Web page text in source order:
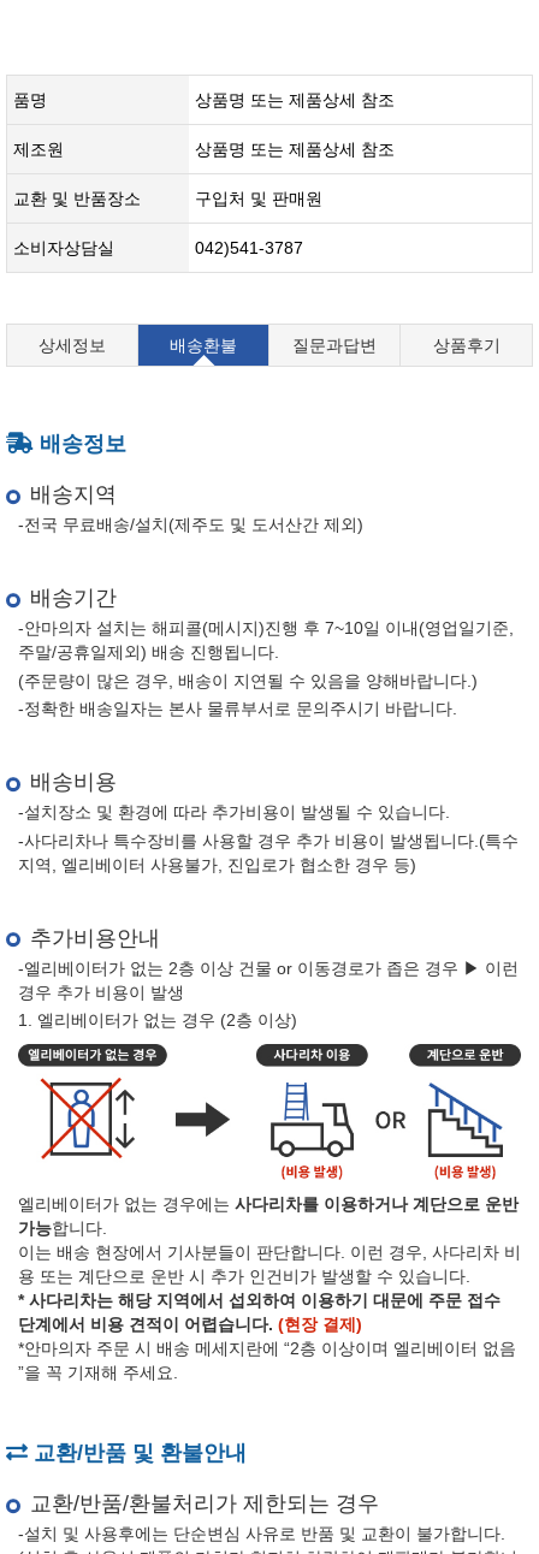
품명 상품명 또는 제품상세 참조
제조원 ​상품명 또는 제품상세 참조​
교환 및 반품장소 구입처 및 판매원
소비자상담실 042)541-3787
상세정보 배송환불 질문과답변 상품후기
배송정보
배송지역
-전국 무료배송/설치(제주도 및 도서산간 제외)
배송기간
-안마의자 설치는 해피콜(메시지)진행 후 7~10일 이내(영업일기준,
주말/공휴일제외) 배송 진행됩니다.
(주문량이 많은 경우, 배송이 지연될 수 있음을 양해바랍니다.)
-정확한 배송일자는 본사 물류부서로 문의주시기 바랍니다.
배송비용
-설치장소 및 환경에 따라 추가비용이 발생될 수 있습니다.
-사다리차나 특수장비를 사용할 경우 추가 비용이 발생됩니다.(특수
지역, 엘리베이터 사용불가, 진입로가 협소한 경우 등)
추가비용안내
-엘리베이터가 없는 2층 이상 건물 or 이동경로가 좁은 경우 ▶ 이런
경우 추가 비용이 발생
1. 엘리베이터가 없는 경우 (2층 이상)
엘리베이터가 없는 경우에는 사다리차를 이용하거나 계단으로 운반
가능합니다.
이는 배송 현장에서 기사분들이 판단합니다. 이런 경우, 사다리차 비
용 또는 계단으로 운반 시 추가 인건비가 발생할 수 있습니다.
* 사다리차는 해당 지역에서 섭외하여 이용하기 대문에 주문 접수
단계에서 비용 견적이 어렵습니다. (현장 결제)
*안마의자 주문 시 배송 메세지란에 “2층 이상이며 엘리베이터 없음
”을 꼭 기재해 주세요.
교환/반품 및 환불안내
교환/반품/환불처리가 제한되는 경우
-설치 및 사용후에는 단순변심 사유로 반품 및 교환이 불가합니다.